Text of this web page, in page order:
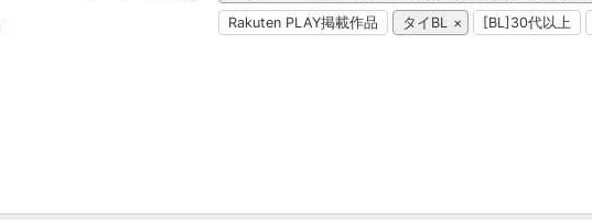
Rakuten PLAY掲載作品
タイBL [BL]30代以上